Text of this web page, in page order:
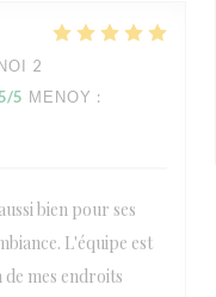
2
/5 ΜΕΝΟΎ :
bien pour ses
L'équipe est
mes endroits